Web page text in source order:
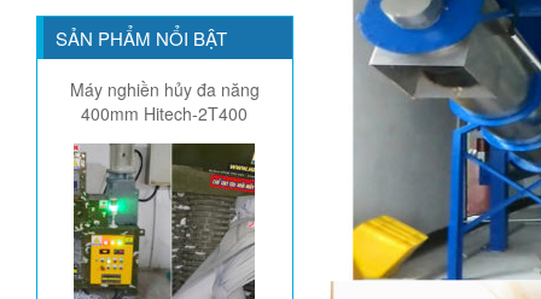
SẢN PHẨM NỔI BẬT
Máy nghiền hủy đa năng
400mm Hitech-2T400